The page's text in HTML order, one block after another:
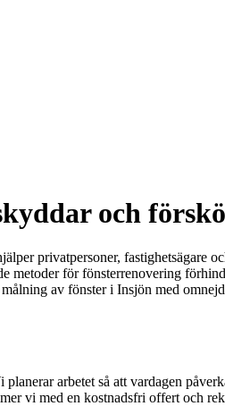
och
privatpersoner, fastighetsägare
metoder för fönsterrenovering
av fönster i Insjön med
arbetet så att vardagen
vi med en kostnadsfri offert och